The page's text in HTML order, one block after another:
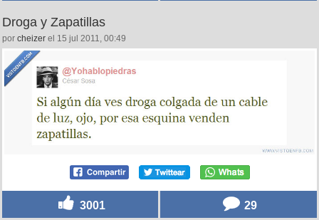
Droga y Zapatillas
por cheizer el 15 jul 2011, 00:49
3001 29